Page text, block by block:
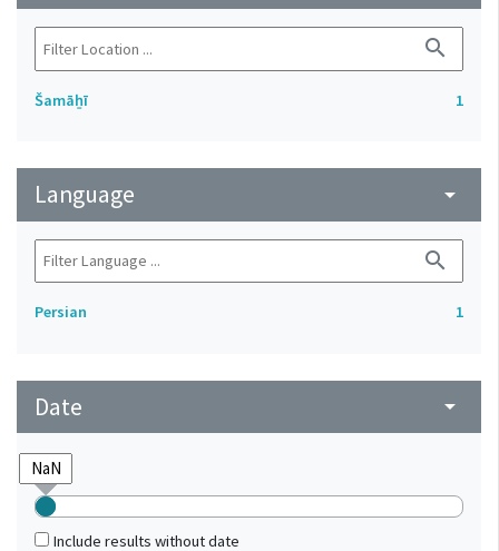
search
Šamāẖī 1
Language arrow_drop_down
search
Persian 1
Date arrow_drop_down
Include results without date